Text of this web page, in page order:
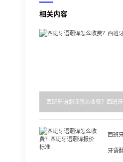
相关内容
西班牙语翻译怎么收费？西班
西班
牙语